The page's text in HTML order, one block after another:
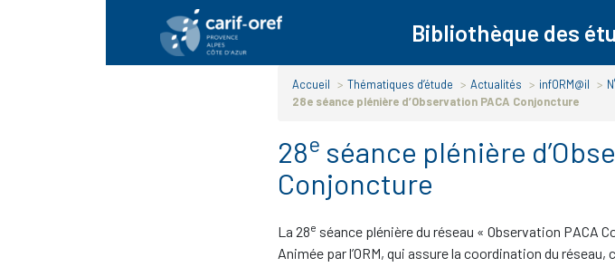
Bibliothèque des
Accueil > Thématiques d’étude > Actualités > infORM@il >
28e séance plénière d’Observation PACA Conjoncture
28e séance plénière
Conjoncture
La 28e séance plénière du réseau « Observation PACA
Animée par l’ORM, qui assure la coordination du
Panneau de gestion des cookies